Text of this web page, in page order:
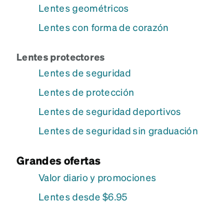
Lentes geométricos
Lentes con forma de corazón
Lentes protectores
Lentes de seguridad
Lentes de protección
Lentes de seguridad deportivos
Lentes de seguridad sin graduación
Grandes ofertas
Valor diario y promociones
Lentes desde $6.95